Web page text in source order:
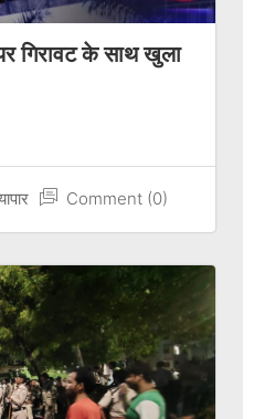
गिरावट के साथ खुला
Comment (0)